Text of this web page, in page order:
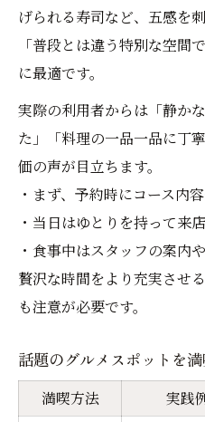
げられる寿司など、五感を
「普段とは違う特別な空間
に最適です。
実際の利用者からは「静か
た」「料理の一品一品に丁
価の声が目立ちます。
・まず、予約時にコース内
・当日はゆとりを持って来
・食事中はスタッフの案内
贅沢な時間をより充実させ
も注意が必要です。
話題のグルメスポットを
満喫方法 実践